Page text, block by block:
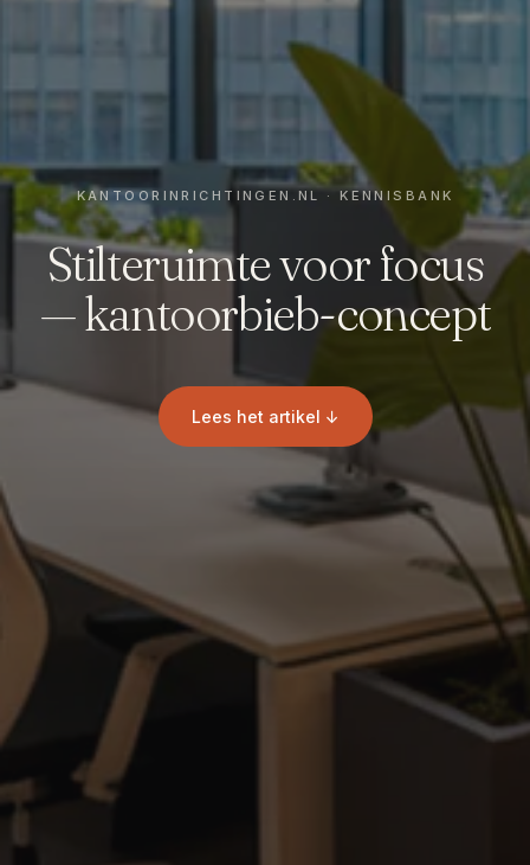
Stilteruimte voor focus
— kantoorbieb-concept